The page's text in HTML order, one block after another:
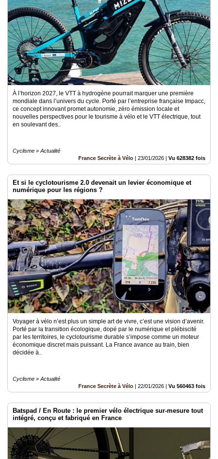
À l’horizon 2027, le VTT à hydrogène pourrait marquer une première
mondiale dans l’univers du cycle. Porté par l’entreprise française Impacc,
ce concept innovant promet autonomie, zéro émission locale et
nouvelles perspectives pour le tourisme à vélo et le VTT électrique, tout
en soulevant des..
Cyclisme » Actualité
France Secrète à Vélo | 23/01/2026 | Vu 628382 fois
Et si le cyclotourisme 2.0 devenait un levier économique et
numérique pour les régions ?
Voyager à vélo n’est plus un simple art de vivre, c’est une vision d’avenir.
Porté par la transition écologique, dopé par le numérique et plébiscité
par les territoires, le cyclotourisme durable s’impose comme un moteur
économique discret mais puissant. La France avance au train, bien
décidée à..
Cyclisme » Actualité
France Secrète à Vélo | 22/01/2026 | Vu 560463 fois
Batspad / En Route : le premier vélo électrique sur-mesure tout
intégré, conçu et fabriqué en France